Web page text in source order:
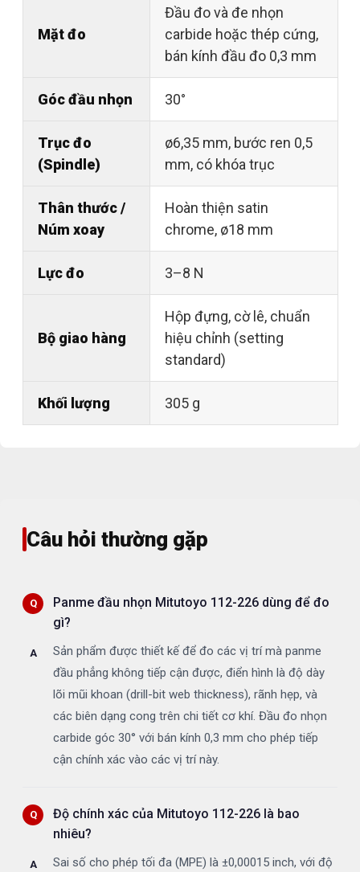
Mặt đo
Đầu đo và đe nhọn
carbide hoặc thép cứng,
bán kính đầu đo 0,3 mm
Góc đầu nhọn 30°
Trục đo
(Spindle)
ø6,35 mm, bước ren 0,5
mm, có khóa trục
Thân thước /
Núm xoay
Hoàn thiện satin
chrome, ø18 mm
Lực đo 3–8 N
Bộ giao hàng
Hộp đựng, cờ lê, chuẩn
hiệu chỉnh (setting
standard)
Khối lượng 305 g
Câu hỏi thường gặp
Panme đầu nhọn Mitutoyo 112-226 dùng để đo
gì?
Sản phẩm được thiết kế để đo các vị trí mà panme
đầu phẳng không tiếp cận được, điển hình là độ dày
lõi mũi khoan (drill-bit web thickness), rãnh hẹp, và
các biên dạng cong trên chi tiết cơ khí. Đầu đo nhọn
carbide góc 30° với bán kính 0,3 mm cho phép tiếp
cận chính xác vào các vị trí này.
Độ chính xác của Mitutoyo 112-226 là bao
nhiêu?
Sai số cho phép tối đa (MPE) là ±0,00015 inch, với độ